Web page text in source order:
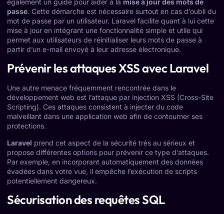
passe. Cette démarche est nécessaire surtout en cas d’oubli du
mot de passe par un utilisateur. Laravel facilite quant à lui cette
mise à jour en intégrant une fonctionnalité simple et utile qui
permet aux utilisateurs de réinitialiser leurs mots de passe à
partir d’un e-mail envoyé à leur adresse électronique.
Prévenir les attaques XSS avec Laravel
Une autre menace fréquemment rencontrée dans le
développement web est l’attaque par injection XSS (Cross-Site
Scripting). Ces attaques consistent à injecter du code
malveillant dans une application web afin de contourner ses
protections.
Laravel prend cet aspect de la sécurité très au sérieux et
propose différentes options pour prévenir ce type d’attaques.
Par exemple, en incorporant automatiquement des données
évadées dans votre vue, il empêche l’exécution de scripts
potentiellement dangereux.
Sécurisation des requêtes SQL